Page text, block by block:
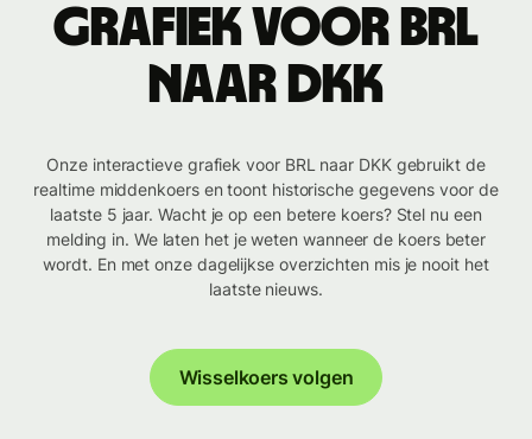
Grafiek voor BRL
naar DKK
Onze interactieve grafiek voor BRL naar DKK gebruikt de
realtime middenkoers en toont historische gegevens voor de
laatste 5 jaar. Wacht je op een betere koers? Stel nu een
melding in. We laten het je weten wanneer de koers beter
wordt. En met onze dagelijkse overzichten mis je nooit het
laatste nieuws.
Wisselkoers volgen